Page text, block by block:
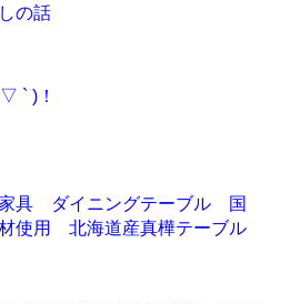
の話
` )！
具 ダイニングテーブル 国
使用 北海道産真樺テーブル